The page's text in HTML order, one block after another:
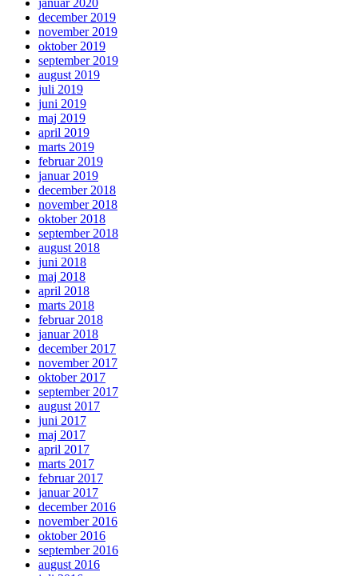
december 2019
november 2019
oktober 2019
september 2019
august 2019
juli 2019
juni 2019
maj 2019
april 2019
marts 2019
februar 2019
januar 2019
december 2018
november 2018
oktober 2018
september 2018
august 2018
juni 2018
maj 2018
april 2018
marts 2018
februar 2018
januar 2018
december 2017
november 2017
oktober 2017
september 2017
august 2017
juni 2017
maj 2017
april 2017
marts 2017
februar 2017
januar 2017
december 2016
november 2016
oktober 2016
september 2016
august 2016